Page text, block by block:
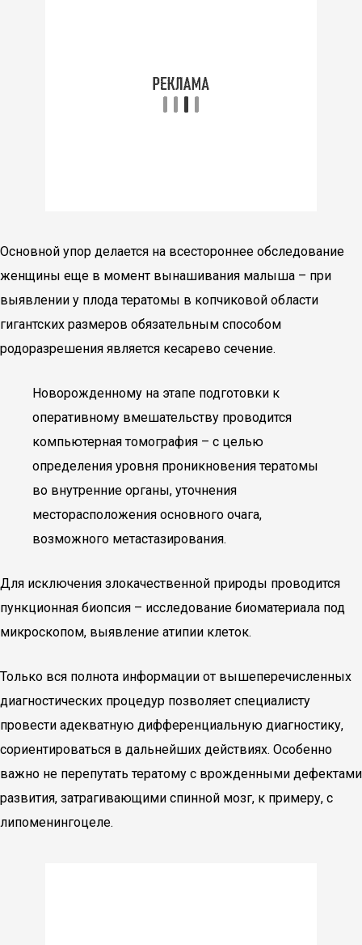
Основной упор делается на всестороннее обследование
женщины еще в момент вынашивания малыша – при
выявлении у плода тератомы в копчиковой области
гигантских размеров обязательным способом
родоразрешения является кесарево сечение.
Новорожденному на этапе подготовки к
оперативному вмешательству проводится
компьютерная томография – с целью
определения уровня проникновения тератомы
во внутренние органы, уточнения
месторасположения основного очага,
возможного метастазирования.
Для исключения злокачественной природы проводится
пункционная биопсия – исследование биоматериала под
микроскопом, выявление атипии клеток.
Только вся полнота информации от вышеперечисленных
диагностических процедур позволяет специалисту
провести адекватную дифференциальную диагностику,
сориентироваться в дальнейших действиях. Особенно
важно не перепутать тератому с врожденными дефектами
развития, затрагивающими спинной мозг, к примеру, с
липоменингоцеле.